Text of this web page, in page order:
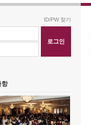
ID/PW 찾기
항
스케치북5
스케치북5